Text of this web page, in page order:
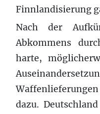
Finnlandisierung
Nach der
Abkommens
harte,
dazu.